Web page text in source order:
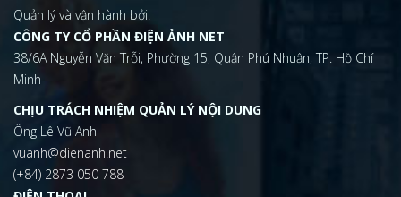
Quản lý và vận hành bởi:
CÔNG TY CỔ PHẦN ĐIỆN ẢNH NET
38/6A Nguyễn Văn Trỗi, Phường 15, Quận Phú Nhuận, TP. Hồ Chí
Minh
CHỊU TRÁCH NHIỆM QUẢN LÝ NỘI DUNG
Ông Lê Vũ Anh
vuanh@dienanh.net
(+84) 2873 050 788